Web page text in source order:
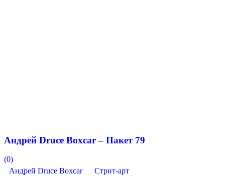
Андрей Druce Boxcar – Пакет 79
(0)
Андрей Druce Boxcar
Стрит-арт